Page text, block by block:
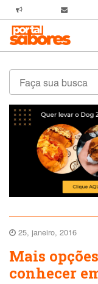
25, janeiro, 2016
Mais
conhecer